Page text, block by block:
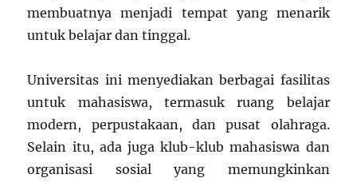
membuatnya menjadi tempat yang menarik
untuk belajar dan tinggal.
Universitas ini menyediakan berbagai fasilitas
untuk mahasiswa, termasuk ruang belajar
modern, perpustakaan, dan pusat olahraga.
Selain itu, ada juga klub-klub mahasiswa dan
organisasi sosial yang memungkinkan